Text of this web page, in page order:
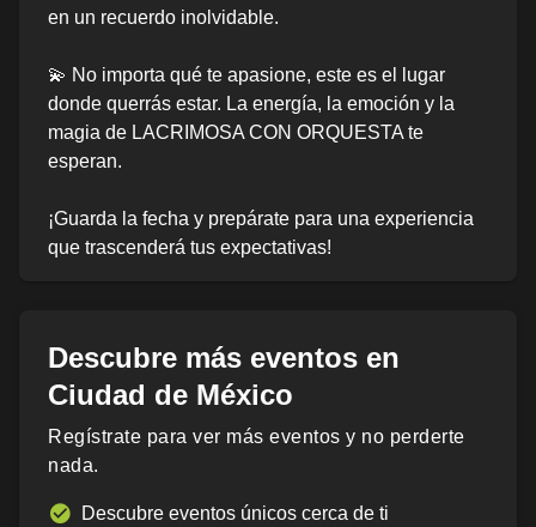
en un recuerdo inolvidable.
💫 No importa qué te apasione, este es el lugar
donde querrás estar. La energía, la emoción y la
magia de LACRIMOSA CON ORQUESTA te
esperan.
¡Guarda la fecha y prepárate para una experiencia
que trascenderá tus expectativas!
Descubre más eventos en
Ciudad de México
Regístrate para ver más eventos y no perderte
nada.
Descubre eventos únicos cerca de ti